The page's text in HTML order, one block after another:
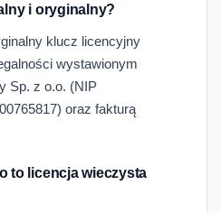
i oryginalny?
klucz licencyjny
wystawionym
Sp. z o.o. (NIP
oraz fakturą
to licencja wieczysta